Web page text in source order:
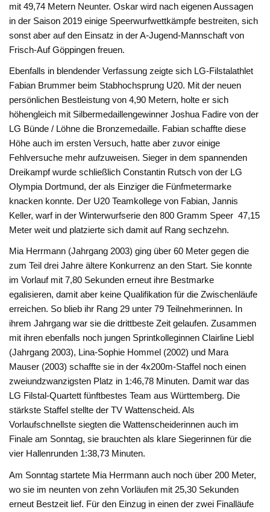
mit 49,74 Metern Neunter. Oskar wird nach eigenen Aussagen
in der Saison 2019 einige Speerwurfwettkämpfe bestreiten, sich
sonst aber auf den Einsatz in der A-Jugend-Mannschaft von
Frisch-Auf Göppingen freuen.
Ebenfalls in blendender Verfassung zeigte sich LG-Filstalathlet
Fabian Brummer beim Stabhochsprung U20. Mit der neuen
persönlichen Bestleistung von 4,90 Metern, holte er sich
höhengleich mit Silbermedaillengewinner Joshua Fadire von der
LG Bünde / Löhne die Bronzemedaille. Fabian schaffte diese
Höhe auch im ersten Versuch, hatte aber zuvor einige
Fehlversuche mehr aufzuweisen. Sieger in dem spannenden
Dreikampf wurde schließlich Constantin Rutsch von der LG
Olympia Dortmund, der als Einziger die Fünfmetermarke
knacken konnte. Der U20 Teamkollege von Fabian, Jannis
Keller, warf in der Winterwurfserie den 800 Gramm Speer 47,15
Meter weit und platzierte sich damit auf Rang sechzehn.
Mia Herrmann (Jahrgang 2003) ging über 60 Meter gegen die
zum Teil drei Jahre ältere Konkurrenz an den Start. Sie konnte
im Vorlauf mit 7,80 Sekunden erneut ihre Bestmarke
egalisieren, damit aber keine Qualifikation für die Zwischenläufe
erreichen. So blieb ihr Rang 29 unter 79 Teilnehmerinnen. In
ihrem Jahrgang war sie die drittbeste Zeit gelaufen. Zusammen
mit ihren ebenfalls noch jungen Sprintkolleginnen Clairline Liebl
(Jahrgang 2003), Lina-Sophie Hommel (2002) und Mara
Mauser (2003) schaffte sie in der 4x200m-Staffel noch einen
zweiundzwanzigsten Platz in 1:46,78 Minuten. Damit war das
LG Filstal-Quartett fünftbestes Team aus Württemberg. Die
stärkste Staffel stellte der TV Wattenscheid. Als
Vorlaufschnellste siegten die Wattenscheiderinnen auch im
Finale am Sonntag, sie brauchten als klare Siegerinnen für die
vier Hallenrunden 1:38,73 Minuten.
Am Sonntag startete Mia Herrmann auch noch über 200 Meter,
wo sie im neunten von zehn Vorläufen mit 25,30 Sekunden
erneut Bestzeit lief. Für den Einzug in einen der zwei Finalläufe